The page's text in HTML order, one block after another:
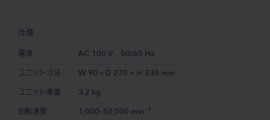
仕様
電源 AC 100 V 50/60 Hz
ユニット寸法 W 90 × D 270 × Ｈ 230 mm
ユニット重量 3.2 kg
回転速度 1,000-50,000 min -1